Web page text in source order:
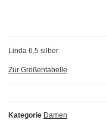
Kategorie Damen
Linda 6,5 silber
Zur Größentabelle